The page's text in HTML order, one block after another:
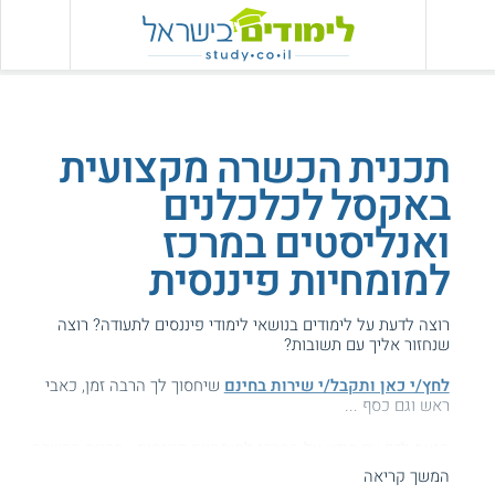
תכנית הכשרה מקצועית
באקסל לכלכלנים
ואנליסטים במרכז
למומחיות פיננסית
רוצה לדעת על לימודים בנושאי לימודי פיננסים לתעודה? רוצה
שנחזור אליך עם תשובות?
לחץ/י כאן ותקבל/י שירות בחינם שיחסוך לך הרבה זמן, כאבי
ראש וגם כסף ...
אקסל כמקצוע.
המשך קריאה